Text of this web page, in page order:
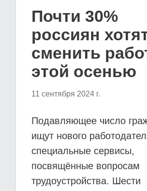
Почти 30%
россиян
сменить
этой осенью
11 сентября 2024 г.
Подавляющее число
ищут нового
специальные сервисы,
посвящённые вопросам
трудоустройства. Шести